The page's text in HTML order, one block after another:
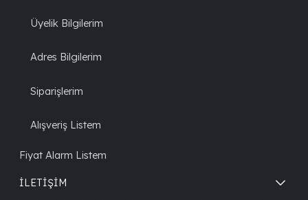
Üyelik Bilgilerim
Adres Bilgilerim
Siparişlerim
Alışveriş Listem
Fiyat Alarm Listem
İLETİŞİM